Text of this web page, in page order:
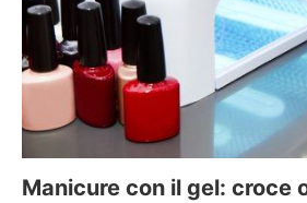
Manicure con il gel: croce